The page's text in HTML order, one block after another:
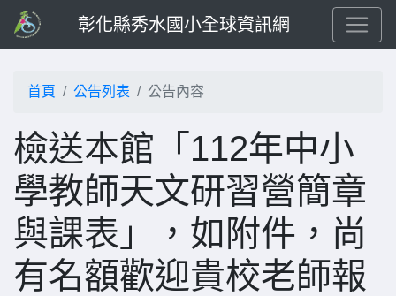
彰化縣秀水國小全球資訊網
首頁 公告列表 公告內容
檢送本館「112年中小
學教師天文研習營簡章
與課表」，如附件，尚
有名額歡迎貴校老師報